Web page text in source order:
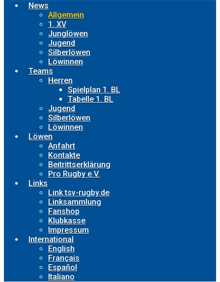
News
Allgemein
1. XV
Junglöwen
Jugend
Silberlöwen
Löwinnen
Teams
Herren
Spielplan 1. BL
Tabelle 1. BL
Jugend
Silberlöwen
Löwinnen
Löwen
Anfahrt
Kontakte
Beitrittserklärung
Pro Rugby e.V.
Links
Link tsv-rugby.de
Linksammlung
Fanshop
Klubkasse
Impressum
International
English
Français
Español
Italiano